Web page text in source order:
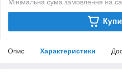
Мінімальна сума замовлення на
Опис Характеристики